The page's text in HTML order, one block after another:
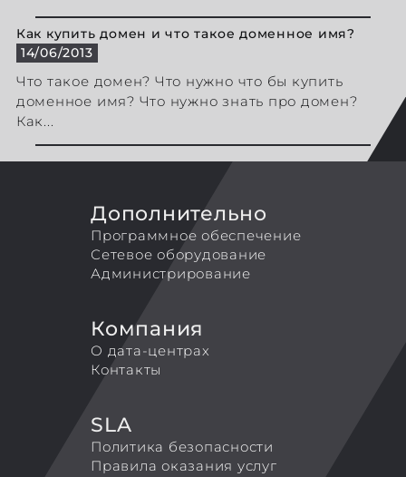
Как купить домен и что такое доменное имя?
14/06/2013
Что такое домен? Что нужно что бы купить
доменное имя? Что нужно знать про домен?
Как...
Дополнительно
Программное обеспечение
Сетевое оборудование
Администрирование
Компания
О дата-центрах
Контакты
SLA
Политика безопасности
Правила оказания услуг